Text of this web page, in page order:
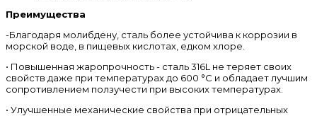
Преимущества
-Благодаря молибдену, сталь более устойчива к коррозии в
морской воде, в пищевых кислотах, едком хлоре.
• Повышенная жаропрочность - сталь 316L не теряет своих
свойств даже при температурах до 600 °С и обладает лучшим
сопротивлением ползучести при высоких температурах.
• Улучшенные механические свойства при отрицательных